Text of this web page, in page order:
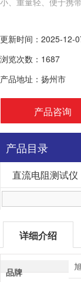
更新时间：2025-12-
浏览次数：1687
产品地址：扬州市
产品咨询
产品目录
直流电阻测试仪
详细介绍
品牌